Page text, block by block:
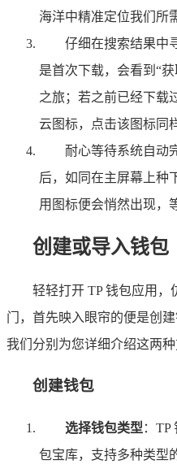
海洋中精准定位我们所
仔细在搜索结果中
是首次下载，会看到“
之旅；若之前已经下载
云图标，点击该图标同
耐心等待系统自动
后，如同在主屏幕上种
用图标便会悄然出现，
创建或导入钱包
轻轻打开 TP 钱包应用
门，首先映入眼帘的便是创
我们分别为您详细介绍这两种
创建钱包
选择钱包类型 ：TP
包宝库，支持多种类型